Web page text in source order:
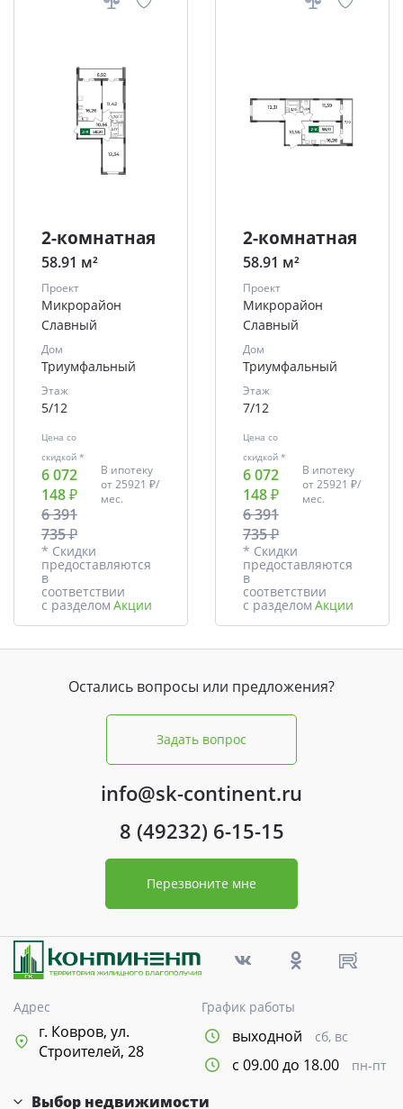
2-комнатная
58.91 м²
Проект
Микрорайон
Славный
Дом
Триумфальный
Этаж
5/12
Цена со
скидкой *
6 072
148 ₽
6 391
735 ₽
В ипотеку
от25921 ₽/
мес.
* Скидки
предоставляются
в
соответствии
с разделом Акции
2-комнатная
58.91 м²
Проект
Микрорайон
Славный
Дом
Триумфальный
Этаж
7/12
Цена со
скидкой *
6 072
148 ₽
6 391
735 ₽
В ипотеку
от25921 ₽/
мес.
* Скидки
предоставляются
в
соответствии
с разделом Акции
Остались вопросы или предложения?
Задать вопрос
info@sk-continent.ru
8 (49232) 6-15-15
Перезвоните мне
Адрес
г. Ковров, ул.
Строителей, 28
График работы
выходной сб, вс
с 09.00 до 18.00 пн-пт
Выбор недвижимости